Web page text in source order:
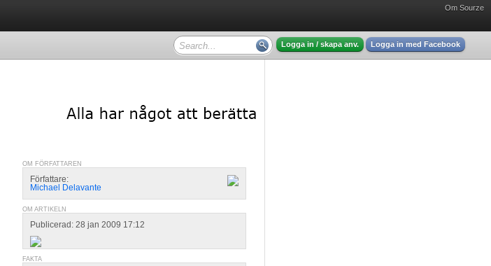
Om Sourze
Logga in / skapa anv. Logga in med Facebook
OM FÖRFATTAREN
Författare:
Michael Delavante
OM ARTIKELN
Publicerad: 28 jan 2009 17:12
FAKTA